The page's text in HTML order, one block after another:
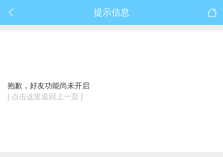
提示信息
抱歉，好友功能尚未开启
[ 点击这里返回上一页 ]